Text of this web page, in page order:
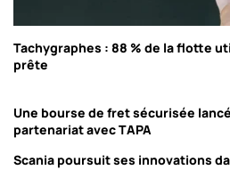
Tachygraphes : 88 % de la flotte
prête
Une bourse de fret sécurisée
partenariat avec TAPA
Scania poursuit ses innovations